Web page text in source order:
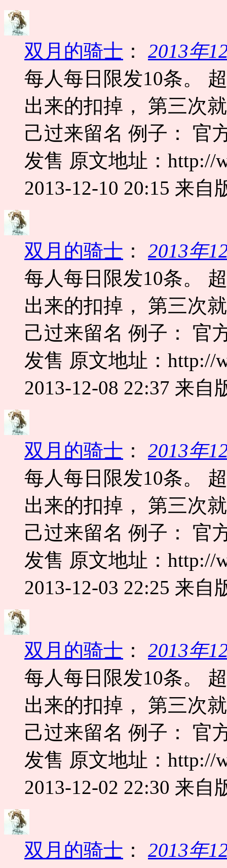
双月的骑士 ： 2013年
每人每日限发10条。
出来的扣掉， 第三次
己过来留名 例子： 官
发售 原文地址：http://
2013-12-10 20:15 来自
双月的骑士 ： 2013年
每人每日限发10条。
出来的扣掉， 第三次
己过来留名 例子： 官
发售 原文地址：http://
2013-12-08 22:37 来自
双月的骑士 ： 2013年
每人每日限发10条。
出来的扣掉， 第三次
己过来留名 例子： 官
发售 原文地址：http://
2013-12-03 22:25 来自
双月的骑士 ： 2013年
每人每日限发10条。
出来的扣掉， 第三次
己过来留名 例子： 官
发售 原文地址：http://
2013-12-02 22:30 来自
双月的骑士 ： 2013年